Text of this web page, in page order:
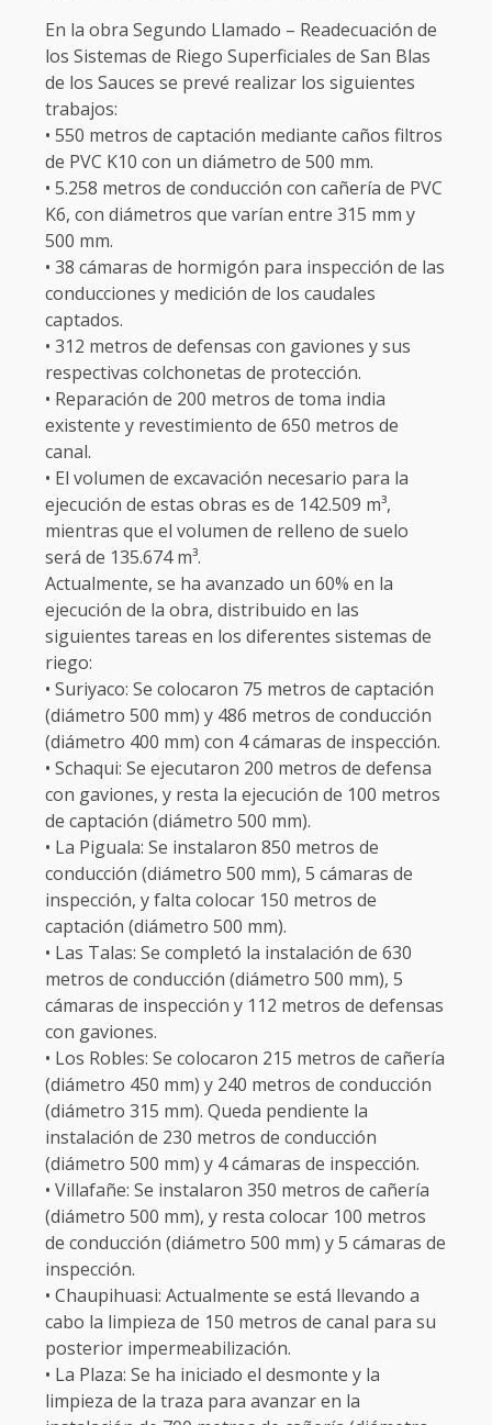
En la obra Segundo Llamado – Readecuación de
los Sistemas de Riego Superficiales de San Blas
de los Sauces se prevé realizar los siguientes
trabajos:
• 550 metros de captación mediante caños filtros
de PVC K10 con un diámetro de 500 mm.
• 5.258 metros de conducción con cañería de PVC
K6, con diámetros que varían entre 315 mm y
500 mm.
• 38 cámaras de hormigón para inspección de las
conducciones y medición de los caudales
captados.
• 312 metros de defensas con gaviones y sus
respectivas colchonetas de protección.
• Reparación de 200 metros de toma india
existente y revestimiento de 650 metros de
canal.
• El volumen de excavación necesario para la
ejecución de estas obras es de 142.509 m³,
mientras que el volumen de relleno de suelo
será de 135.674 m³.
Actualmente, se ha avanzado un 60% en la
ejecución de la obra, distribuido en las
siguientes tareas en los diferentes sistemas de
riego:
• Suriyaco: Se colocaron 75 metros de captación
(diámetro 500 mm) y 486 metros de conducción
(diámetro 400 mm) con 4 cámaras de inspección.
• Schaqui: Se ejecutaron 200 metros de defensa
con gaviones, y resta la ejecución de 100 metros
de captación (diámetro 500 mm).
• La Piguala: Se instalaron 850 metros de
conducción (diámetro 500 mm), 5 cámaras de
inspección, y falta colocar 150 metros de
captación (diámetro 500 mm).
• Las Talas: Se completó la instalación de 630
metros de conducción (diámetro 500 mm), 5
cámaras de inspección y 112 metros de defensas
con gaviones.
• Los Robles: Se colocaron 215 metros de cañería
(diámetro 450 mm) y 240 metros de conducción
(diámetro 315 mm). Queda pendiente la
instalación de 230 metros de conducción
(diámetro 500 mm) y 4 cámaras de inspección.
• Villafañe: Se instalaron 350 metros de cañería
(diámetro 500 mm), y resta colocar 100 metros
de conducción (diámetro 500 mm) y 5 cámaras de
inspección.
• Chaupihuasi: Actualmente se está llevando a
cabo la limpieza de 150 metros de canal para su
posterior impermeabilización.
• La Plaza: Se ha iniciado el desmonte y la
limpieza de la traza para avanzar en la